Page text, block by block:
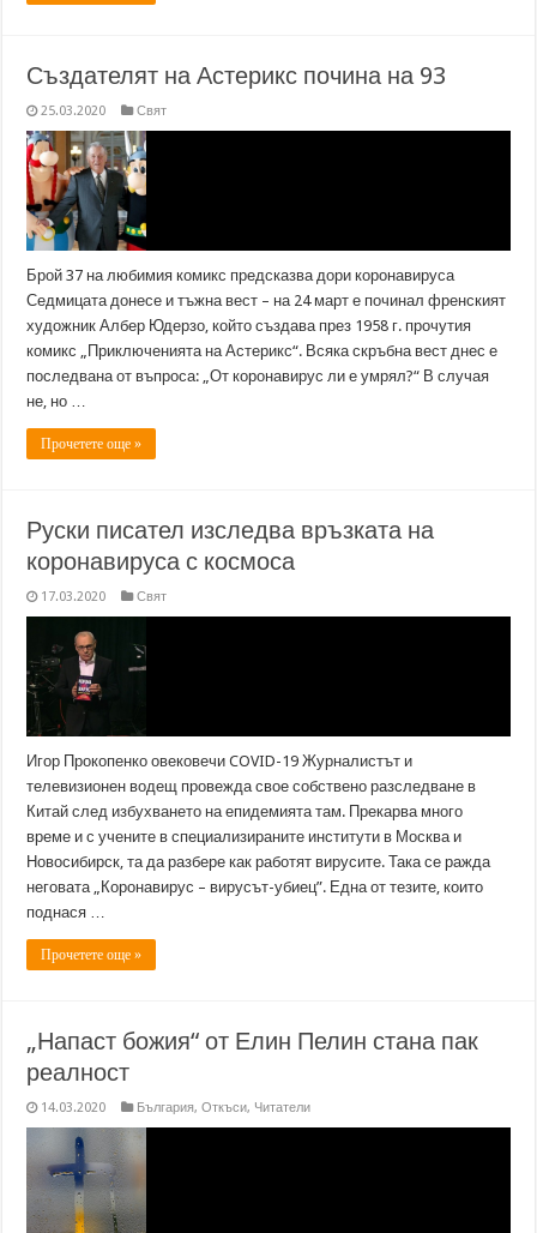
Създателят на Астерикс почина на 93
25.03.2020 Свят
Брой 37 на любимия комикс предсказва дори коронавируса
Седмицата донесе и тъжна вест – на 24 март е починал френският
художник Албер Юдерзо, който създава през 1958 г. прочутия
комикс „Приключенията на Астерикс“. Всяка скръбна вест днес е
последвана от въпроса: „От коронавирус ли е умрял?“ В случая
не, но …
Прочетете още »
Руски писател изследва връзката на
коронавируса с космоса
17.03.2020 Свят
Игор Прокопенко овековечи COVID-19 Журналистът и
телевизионен водещ провежда свое собствено разследване в
Китай след избухването на епидемията там. Прекарва много
време и с учените в специализираните институти в Москва и
Новосибирск, та да разбере как работят вирусите. Така се ражда
неговата „Коронавирус – вирусът-убиец”. Една от тезите, които
поднася …
Прочетете още »
„Напаст божия“ от Елин Пелин стана пак
реалност
14.03.2020 България,Откъси, Читатели